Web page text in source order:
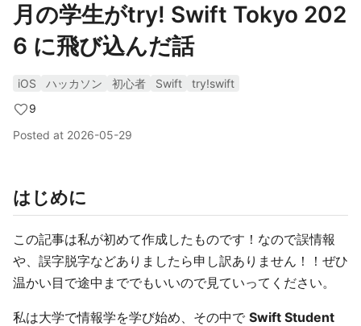
月の学生がtry! Swift Tokyo 202
6 に飛び込んだ話
iOS ハッカソン 初心者 Swift
try!swift
9
Posted at 2026-05-29
はじめに
この記事は私が初めて作成したものです！なので誤情報
や、誤字脱字などありましたら申し訳ありません！！ぜひ
温かい目で途中まででもいいので見ていってください。
私は大学で情報学を学び始め、その中で Swift Student